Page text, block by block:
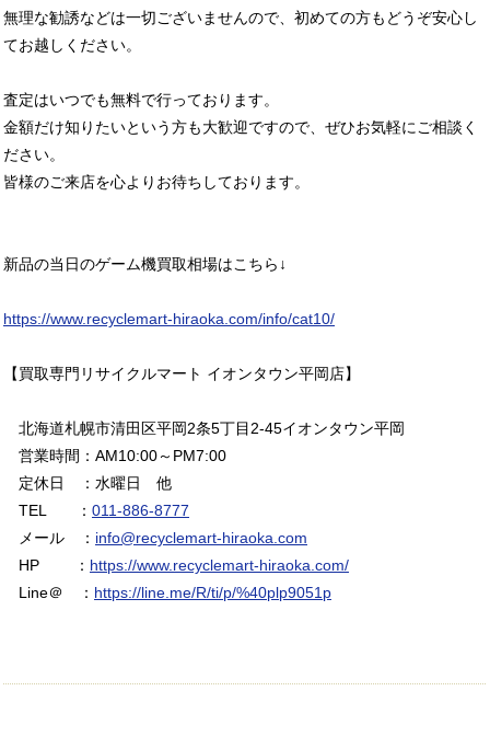
無理な勧誘などは一切ございませんので、初めての方もどうぞ安心し
てお越しください。
査定はいつでも無料で行っております。
金額だけ知りたいという方も大歓迎ですので、ぜひお気軽にご相談く
ださい。
皆様のご来店を心よりお待ちしております。
新品の当日のゲーム機買取相場はこちら↓
https://www.recyclemart-hiraoka.com/info/cat10/
【買取専門リサイクルマート イオンタウン平岡店】
北海道札幌市清田区平岡2条5丁目2-45イオンタウン平岡
営業時間：AM10:00～PM7:00
定休日 ：水曜日 他
TEL ： 011-886-8777
メール ： info@recyclemart-hiraoka.com
HP ： https://www.recyclemart-hiraoka.com/
Line＠ ： https://line.me/R/ti/p/%40plp9051p